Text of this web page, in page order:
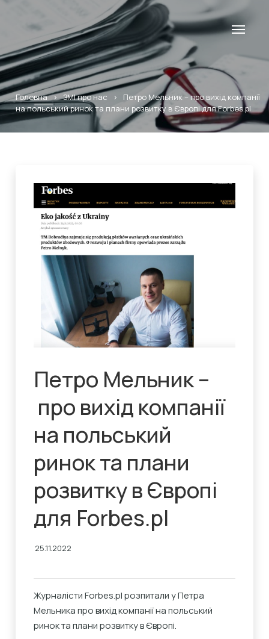
Головна>ЗМІ про нас > Петро Мельник – про вихід компанії
на польський ринок та плани розвитку в Європі для Forbes.pl
Петро Мельник –
про вихід компанії
на польський
ринок та плани
розвитку в Європі
для Forbes.pl
25.11.2022
Журналісти Forbes.pl розпитали у Петра
Мельника про вихід компанії на польський
ринок та плани розвитку в Європі.